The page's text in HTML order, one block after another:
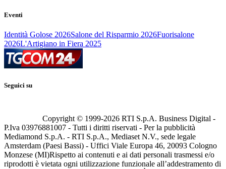
Eventi
Identità Golose 2026Salone del Risparmio 2026Fuorisalone
2026L'Artigiano in Fiera 2025
Seguici su
Copyright © 1999-2026 RTI S.p.A. Business Digital -
P.Iva 03976881007 - Tutti i diritti riservati - Per la pubblicità
Mediamond S.p.A. - RTI S.p.A., Mediaset N.V., sede legale
Amsterdam (Paesi Bassi) - Uffici Viale Europa 46, 20093 Cologno
Monzese (MI)Rispetto ai contenuti e ai dati personali trasmessi e/o
riprodotti è vietata ogni utilizzazione funzionale all’addestramento di